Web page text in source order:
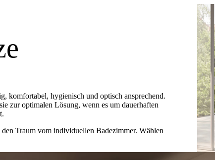
komfortabel, hygienisch und optisch ansprechend.
zur optimalen Lösung, wenn es um dauerhaften
Traum vom individuellen Badezimmer. Wählen